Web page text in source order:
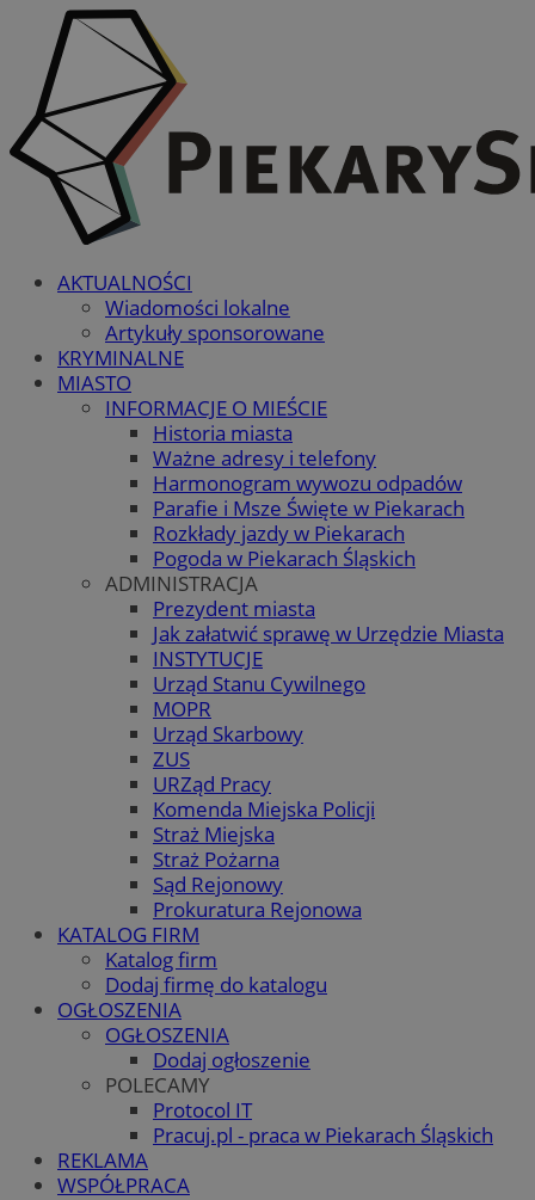
AKTUALNOŚCI
Wiadomości lokalne
Artykuły sponsorowane
KRYMINALNE
MIASTO
INFORMACJE O MIEŚCIE
Historia miasta
Ważne adresy i telefony
Harmonogram wywozu odpadów
Parafie i Msze Święte w Piekarach
Rozkłady jazdy w Piekarach
Pogoda w Piekarach Śląskich
ADMINISTRACJA
Prezydent miasta
Jak załatwić sprawę w Urzędzie Miasta
INSTYTUCJE
Urząd Stanu Cywilnego
MOPR
Urząd Skarbowy
ZUS
URZąd Pracy
Komenda Miejska Policji
Straż Miejska
Straż Pożarna
Sąd Rejonowy
Prokuratura Rejonowa
KATALOG FIRM
Katalog firm
Dodaj firmę do katalogu
OGŁOSZENIA
OGŁOSZENIA
Dodaj ogłoszenie
POLECAMY
Protocol IT
Pracuj.pl - praca w Piekarach Śląskich
REKLAMA
WSPÓŁPRACA